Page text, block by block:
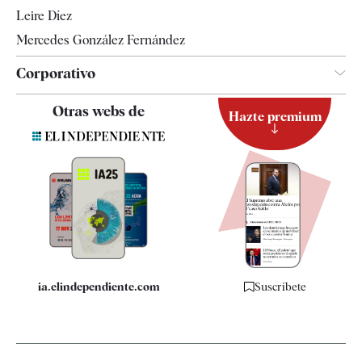
Leire Díez
Mercedes González Fernández
Corporativo
Quiénes somos
Especificaciones
Otras webs de
ia.elindependiente.com
Hazte premium
Suscríbete